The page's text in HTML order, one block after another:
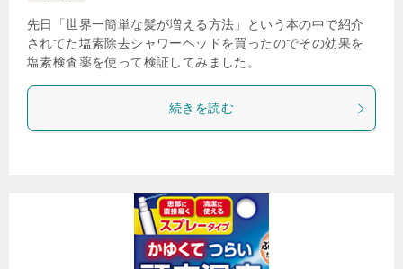
先日「世界一簡単な髪が増える方法」という本の中で紹介
されてた塩素除去シャワーヘッドを買ったのでその効果を
塩素検査薬を使って検証してみました。
続きを読む